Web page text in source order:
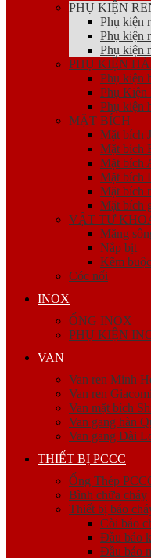
PHỤ KIỆN
Phụ kiện
Phụ kiện
Phụ kiện
PHỤ KIỆN
Phụ kiện
Phụ Kiện
Phụ kiện
MẶT BÍCH
Mặt bích
Mặt bích
Mặt bích
Mặt bích
Mặt bích
Mặt bích
VẬT TƯ
Măng
Nắp bịt
Kẽm
Cóc nối
INOX
ỐNG INOX
PHỤ KIỆN
VAN
Van ren Minh
Van ren
Van mặt bích
Van gang hàn
Van gang Đài
THIẾT BỊ PCCC
Ống Thép
Bình chữa cháy
Thiết bị báo
Còi báo
Đầu báo
Đầu báo